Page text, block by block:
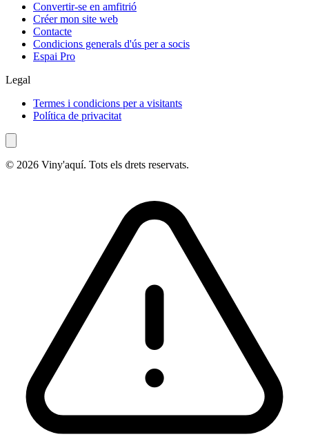
Convertir-se en amfitrió
Créer mon site web
Contacte
Condicions generals d'ús per a socis
Espai Pro
Legal
Termes i condicions per a visitants
Política de privacitat
© 2026 Viny'aquí. Tots els drets reservats.